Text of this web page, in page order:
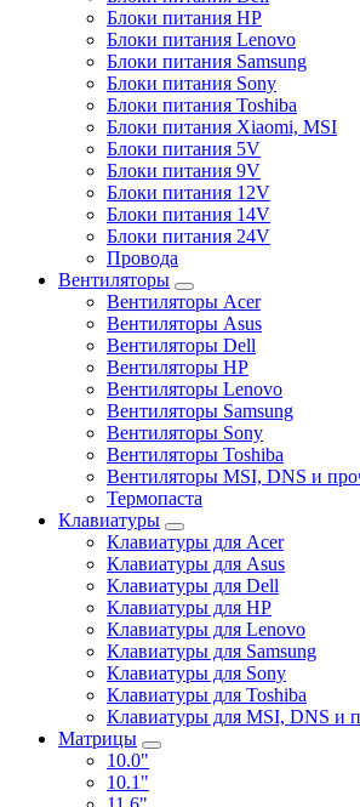
Блоки питания HP
Блоки питания Lenovo
Блоки питания Samsung
Блоки питания Sony
Блоки питания Toshiba
Блоки питания Xiaomi, MSI
Блоки питания 5V
Блоки питания 9V
Блоки питания 12V
Блоки питания 14V
Блоки питания 24V
Провода
Вентиляторы
Вентиляторы Acer
Вентиляторы Asus
Вентиляторы Dell
Вентиляторы HP
Вентиляторы Lenovo
Вентиляторы Samsung
Вентиляторы Sony
Вентиляторы Toshiba
Вентиляторы MSI, DNS и
Термопаста
Клавиатуры
Клавиатуры для Acer
Клавиатуры для Asus
Клавиатуры для Dell
Клавиатуры для HP
Клавиатуры для Lenovo
Клавиатуры для Samsung
Клавиатуры для Sony
Клавиатуры для Toshiba
Клавиатуры для MSI, DNS и
Матрицы
10.0"
10.1"